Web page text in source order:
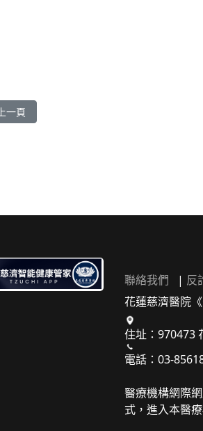
上一篇文章: 方甘棠 醫師
上一頁
聯絡我們 | 反
花蓮慈濟醫院
住址：970473
電話：03-
醫療機構網際
式，進入本醫